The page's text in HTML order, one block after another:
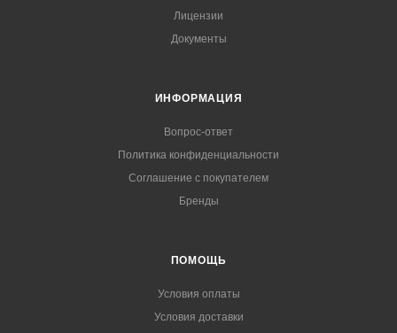
Лицензии
Документы
ИНФОРМАЦИЯ
Вопрос-ответ
Политика конфиденциальности
Соглашение с покупателем
Бренды
ПОМОЩЬ
Условия оплаты
Условия доставки